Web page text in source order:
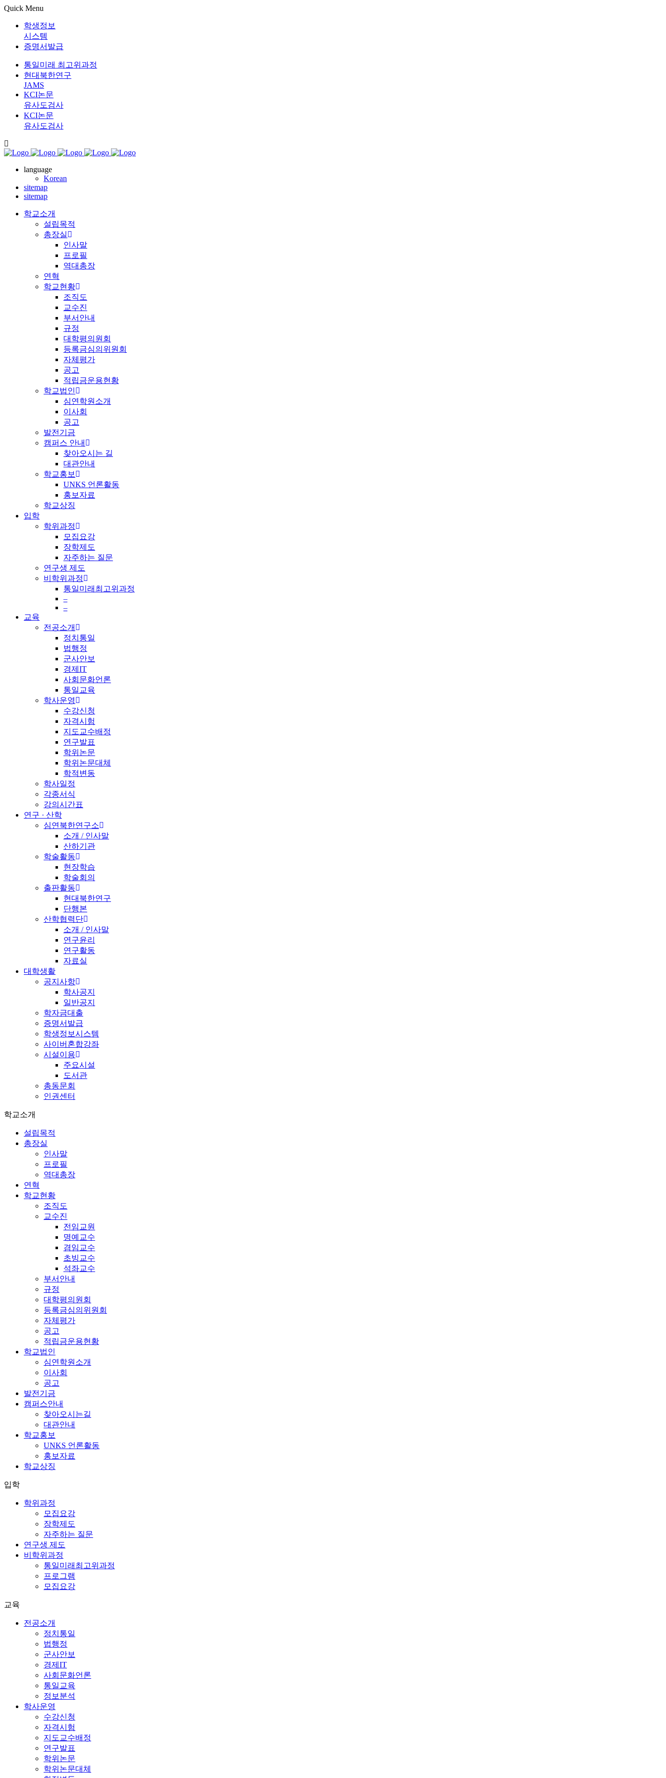
Quick Menu
학생정보
시스템
증명서발급
통일미래 최고위과정
현대북한연구
JAMS
KCI논문
유사도검사
KCI논문
유사도검사
language
Korean
sitemap
sitemap
학교소개
설립목적
총장실
인사말
프로필
역대총장
연혁
학교현황
조직도
교수진
부서안내
규정
대학평의원회
등록금심의위원회
자체평가
공고
적립금운용현황
학교법인
심연학원소개
이사회
공고
발전기금
캠퍼스 안내
찾아오시는 길
대관안내
학교홍보
UNKS 언론활동
홍보자료
학교상징
입학
학위과정
모집요강
장학제도
자주하는 질문
연구생 제도
비학위과정
통일미래최고위과정
–
–
교육
전공소개
정치통일
법행정
군사안보
경제IT
사회문화언론
통일교육
학사운영
수강신청
자격시험
지도교수배정
연구발표
학위논문
학위논문대체
학적변동
학사일정
각종서식
강의시간표
연구 · 산학
심연북한연구소
소개 / 인사말
산하기관
학술활동
현장학습
학술회의
출판활동
현대북한연구
단행본
산학협력단
소개 / 인사말
연구윤리
연구활동
자료실
대학생활
공지사항
학사공지
일반공지
학자금대출
증명서발급
학생정보시스템
사이버혼합강좌
시설이용
주요시설
도서관
총동문회
인권센터
학교소개
설립목적
총장실
인사말
프로필
역대총장
연혁
학교현황
조직도
교수진
전임교원
명예교수
겸임교수
초빙교수
석좌교수
부서안내
규정
대학평의원회
등록금심의위원회
자체평가
공고
적립금운용현황
학교법인
심연학원소개
이사회
공고
발전기금
캠퍼스안내
찾아오시는길
대관안내
학교홍보
UNKS 언론활동
홍보자료
학교상징
입학
학위과정
모집요강
장학제도
자주하는 질문
연구생 제도
비학위과정
통일미래최고위과정
프로그램
모집요강
교육
전공소개
정치통일
법행정
군사안보
경제IT
사회문화언론
통일교육
정보분석
학사운영
수강신청
자격시험
지도교수배정
연구발표
학위논문
학위논문대체